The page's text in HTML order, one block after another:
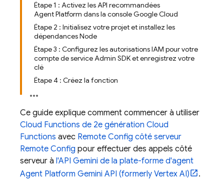
Étape 1 : Activez les API recommandées
Agent Platform dans la console Google Cloud
Étape 2 : Initialisez votre projet et installez les
dépendances Node
Étape 3 : Configurez les autorisations IAM pour votre
compte de service Admin SDK et enregistrez votre
clé
Étape 4 : Créez la fonction
Ce guide explique comment commencer à utiliser
Cloud Functions de 2e génération Cloud
Functions avec Remote Config côté serveur
Remote Config pour effectuer des appels côté
serveur à l'API Gemini de la plate-forme d'agent
Agent Platform Gemini API (formerly Vertex AI)
.